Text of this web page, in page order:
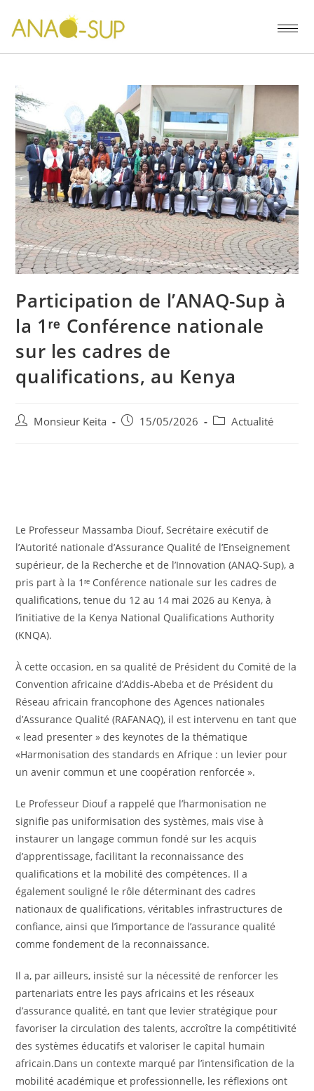
Participation de l’ANAQ-Sup à
la 1ʳᵉ Conférence nationale
sur les cadres de
qualifications, au Kenya
Monsieur Keita 15/05/2026 Actualité
Le Professeur Massamba Diouf, Secrétaire exécutif de
l’Autorité nationale d’Assurance Qualité de l’Enseignement
supérieur, de la Recherche et de l’Innovation (ANAQ-Sup), a
pris part à la 1ʳᵉ Conférence nationale sur les cadres de
qualifications, tenue du 12 au 14 mai 2026 au Kenya, à
l’initiative de la Kenya National Qualifications Authority
(KNQA).
À cette occasion, en sa qualité de Président du Comité de la
Convention africaine d’Addis-Abeba et de Président du
Réseau africain francophone des Agences nationales
d’Assurance Qualité (RAFANAQ), il est intervenu en tant que
« lead presenter » des keynotes de la thématique
«Harmonisation des standards en Afrique : un levier pour
un avenir commun et une coopération renforcée ».
Le Professeur Diouf a rappelé que l’harmonisation ne
signifie pas uniformisation des systèmes, mais vise à
instaurer un langage commun fondé sur les acquis
d’apprentissage, facilitant la reconnaissance des
qualifications et la mobilité des compétences. Il a
également souligné le rôle déterminant des cadres
nationaux de qualifications, véritables infrastructures de
confiance, ainsi que l’importance de l’assurance qualité
comme fondement de la reconnaissance.
Il a, par ailleurs, insisté sur la nécessité de renforcer les
partenariats entre les pays africains et les réseaux
d’assurance qualité, en tant que levier stratégique pour
favoriser la circulation des talents, accroître la compétitivité
des systèmes éducatifs et valoriser le capital humain
africain.Dans un contexte marqué par l’intensification de la
mobilité académique et professionnelle, les réflexions ont